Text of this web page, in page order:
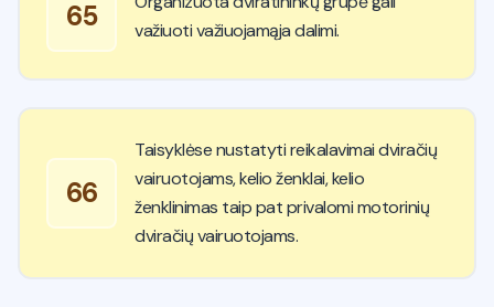
65
važiuoti važiuojamąja dalimi.
66
Taisyklėse nustatyti reikalavimai dviračių
vairuotojams, kelio ženklai, kelio
ženklinimas taip pat privalomi motorinių
dviračių vairuotojams.